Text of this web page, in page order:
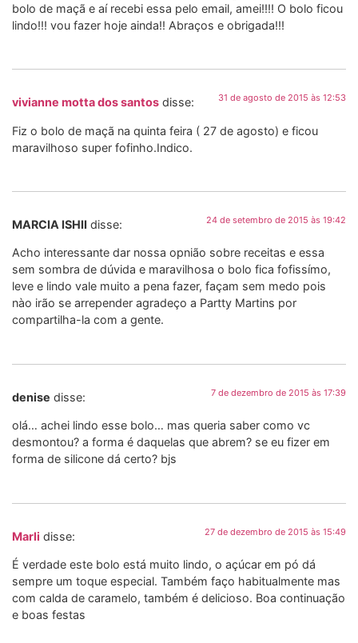
bolo de maçã e aí recebi essa pelo email, amei!!!! O bolo ficou
lindo!!! vou fazer hoje ainda!! Abraços e obrigada!!!
vivianne motta dos santos disse: 31 de agosto de 2015 às 12:53
Fiz o bolo de maçã na quinta feira ( 27 de agosto) e ficou
maravilhoso super fofinho.Indico.
MARCIA ISHII disse: 24 de setembro de 2015 às 19:42
Acho interessante dar nossa opnião sobre receitas e essa
sem sombra de dúvida e maravilhosa o bolo fica fofissímo,
leve e lindo vale muito a pena fazer, façam sem medo pois
nào irão se arrepender agradeço a Partty Martins por
compartilha-la com a gente.
denise disse: 7 de dezembro de 2015 às 17:39
olá… achei lindo esse bolo… mas queria saber como vc
desmontou? a forma é daquelas que abrem? se eu fizer em
forma de silicone dá certo? bjs
Marli disse: 27 de dezembro de 2015 às 15:49
É verdade este bolo está muito lindo, o açúcar em pó dá
sempre um toque especial. Também faço habitualmente mas
com calda de caramelo, também é delicioso. Boa continuação
e boas festas